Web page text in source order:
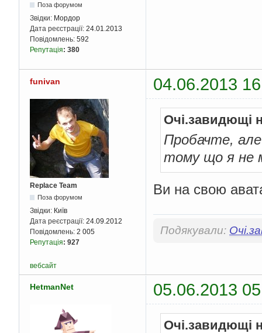
Поза форумом
Звідки: Мордор
Дата реєстрації: 24.01.2013
Повідомлень: 592
Репутація: 380
funivan 04.06.2013
Replace Team
Поза форумом
Звідки: Київ
Дата реєстрації: 24.09.2012
Повідомлень: 2 005
Репутація: 927
Очі.завидющі
Пробачте, але
тому що я не
Ви на свою
Подякували:
вебсайт
HetmanNet 05.06.2013
Очі.завидющі